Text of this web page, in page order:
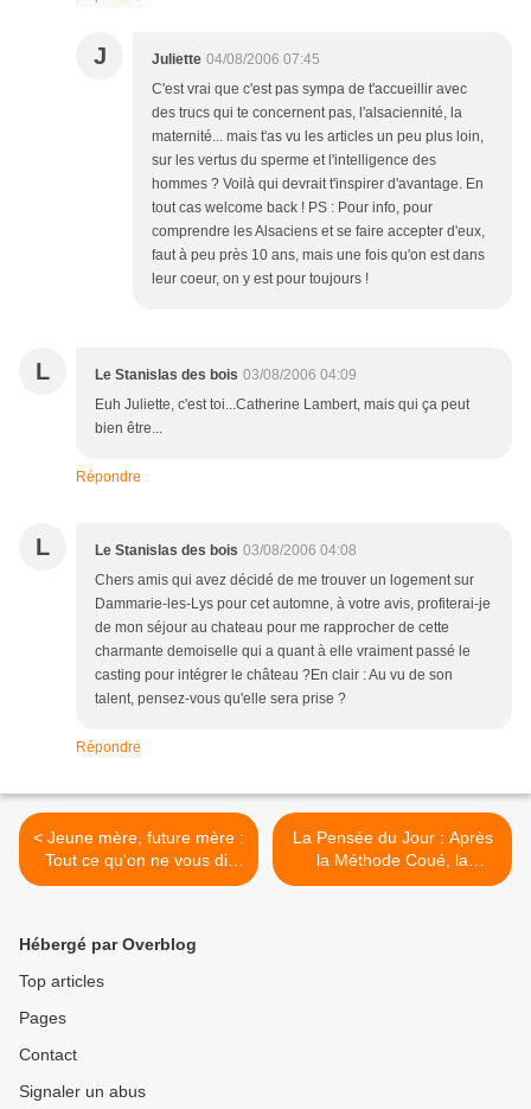
J Juliette 04/08/2006 07:45
C'est vrai que c'est pas sympa de t'accueillir avec
des trucs qui te concernent pas, l'alsaciennité, la
maternité... mais t'as vu les articles un peu plus loin,
sur les vertus du sperme et l'intelligence des
hommes ? Voilà qui devrait t'inspirer d'avantage. En
tout cas welcome back ! PS : Pour info, pour
comprendre les Alsaciens et se faire accepter d'eux,
faut à peu près 10 ans, mais une fois qu'on est dans
leur coeur, on y est pour toujours !
L Le Stanislas des bois 03/08/2006 04:09
Euh Juliette, c'est toi...Catherine Lambert, mais qui ça peut
bien être...
Répondre
L Le Stanislas des bois 03/08/2006 04:08
Chers amis qui avez décidé de me trouver un logement sur
Dammarie-les-Lys pour cet automne, à votre avis, profiterai-je
de mon séjour au chateau pour me rapprocher de cette
charmante demoiselle qui a quant à elle vraiment passé le
casting pour intégrer le château ?En clair : Au vu de son
talent, pensez-vous qu'elle sera prise ?
Répondre
< Jeune mère, future mère :
Tout ce qu'on ne vous dit
pas sur... l'accouchement.
La Pensée du Jour : Après
la Méthode Coué, la
Méthode Coluche ! >
Hébergé par Overblog
Top articles
Pages
Contact
Signaler un abus